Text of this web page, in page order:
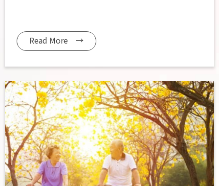
Read More →